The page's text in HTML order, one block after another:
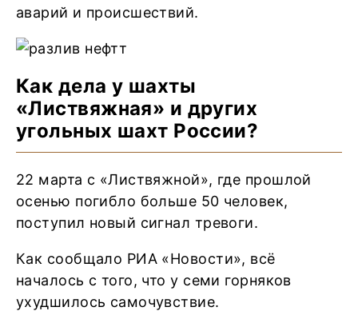
аварий и происшествий.
Как дела у шахты
«Листвяжная» и других
угольных шахт России?
22 марта с «Листвяжной», где прошлой
осенью погибло больше 50 человек,
поступил новый сигнал тревоги.
Как сообщало РИА «Новости», всё
началось с того, что у семи горняков
ухудшилось самочувствие.